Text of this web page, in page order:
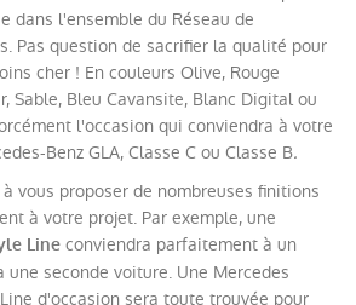
dans l'ensemble du Réseau de
Pas question de sacrifier la qualité pour
cher ! En couleurs Olive, Rouge
Sable, Bleu Cavansite, Blanc Digital ou
l'occasion qui conviendra à votre
Benz GLA, Classe C ou Classe B.
vous proposer de nombreuses finitions
à votre projet. Par exemple, une
Line conviendra parfaitement à un
une seconde voiture. Une Mercedes
d'occasion sera toute trouvée pour